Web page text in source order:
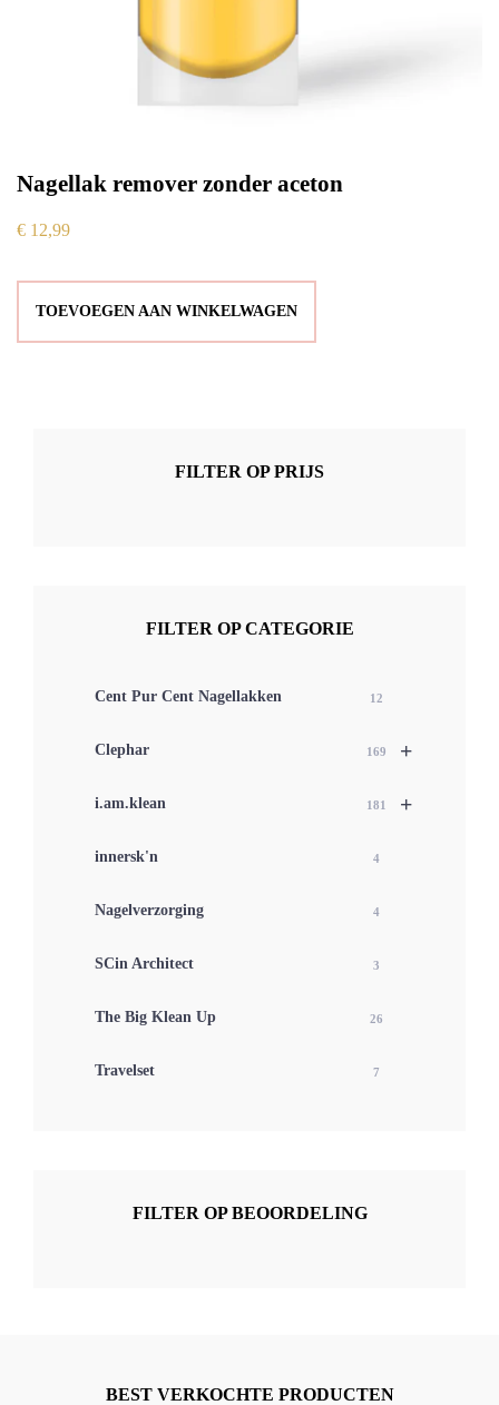
Nagellak remover zonder aceton
€ 12,99
TOEVOEGEN AAN WINKELWAGEN
FILTER OP PRIJS
FILTER OP CATEGORIE
Cent Pur Cent Nagellakken 12
+
Clephar 169
+
i.am.klean 181
innersk'n 4
Nagelverzorging 4
SCin Architect 3
The Big Klean Up 26
Travelset 7
FILTER OP BEOORDELING
BEST VERKOCHTE PRODUCTEN